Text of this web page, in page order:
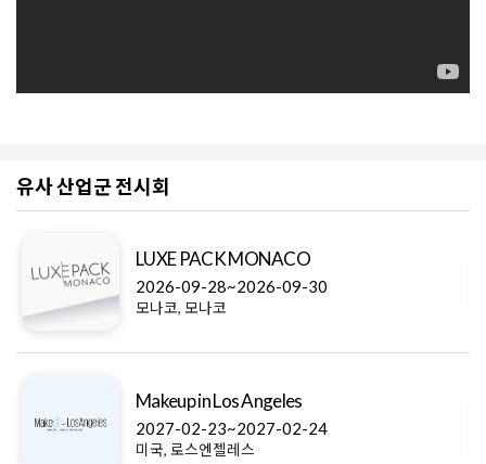
유사 산업군 전시회
LUXE PACK MONACO
2026-09-28~2026-09-30
모나코, 모나코
Makeup in Los Angeles
2027-02-23~2027-02-24
미국, 로스엔젤레스